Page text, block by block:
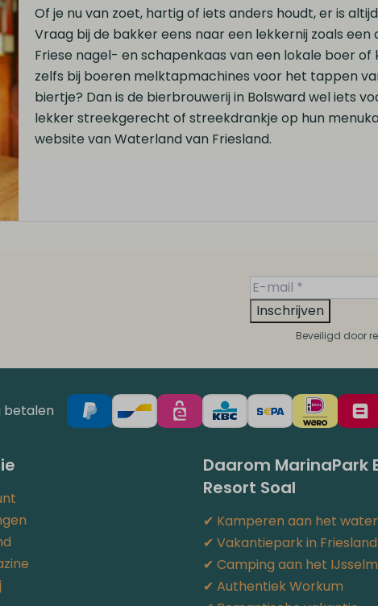
Of je nu van zoet, hartig of iets anders houdt, er is
Vraag bij de bakker eens naar een lekkernij zoals
Friese nagel- en schapenkaas van een lokale boer of
zelfs bij boeren melktapmachines voor het tappen
biertje? Dan is de bierbrouwerij in Bolsward wel iets
lekker streekgerecht of streekdrankje op hun
website van Waterland van Friesland.
Inschrijven
Beveiligd door
betalen
Daarom MarinaPark
Resort Soal
✔︎ Kamperen aan het water
✔︎ Vakantiepark in Friesland
✔︎ Camping aan het
✔︎ Authentiek Workum